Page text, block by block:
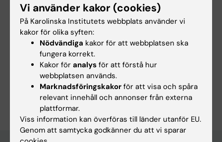
Uppdaterad av:
Webb Admin 2017-07-04
Vi använder kakor (cookies)
På Karolinska Institutets webbplats använder vi
kakor för olika syften:
Nödvändiga kakor för att webbplatsen ska
fungera korrekt.
Kakor för analys för att förstå hur
webbplatsen används.
Marknadsföringskakor för att visa och spåra
relevant innehåll och annonser från externa
plattformar.
Viss information kan överföras till länder utanför EU.
Genom att samtycka godkänner du att vi sparar